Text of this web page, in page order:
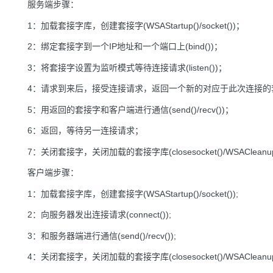
服务端步骤：
1：加载套接字库，创建套接字(WSAStartup()/socket())；
2：绑定套接字到一个IP地址和一个端口上(bind())；
3：将套接字设置为监听模式等待连接请求(listen())；
4：请求到来后，接受连接请求，返回一个新的对应于此次连接的
5：用返回的套接字和客户端进行通信(send()/recv())；
6：返回，等待另一连接请求；
7：关闭套接字，关闭加载的套接字库(closesocket()/
客户端步骤：
1：加载套接字库，创建套接字(WSAStartup()/socket());
2：向服务器发出连接请求(connect());
3：和服务器端进行通信(send()/recv());
4：关闭套接字，关闭加载的套接字库(closesocket()/